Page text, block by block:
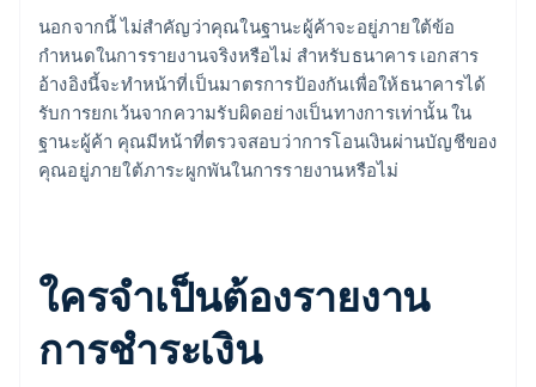
นอกจากนี้ ไม่สำคัญว่าคุณในฐานะผู้ค้าจะอยู่ภายใต้ข้อ
กำหนดในการรายงานจริงหรือไม่ สำหรับธนาคาร เอกสาร
อ้างอิงนี้จะทำหน้าที่เป็นมาตรการป้องกันเพื่อให้ธนาคารได้
รับการยกเว้นจากความรับผิดอย่างเป็นทางการเท่านั้น ใน
ฐานะผู้ค้า คุณมีหน้าที่ตรวจสอบว่าการโอนเงินผ่านบัญชีของ
คุณอยู่ภายใต้ภาระผูกพันในการรายงานหรือไม่
ใครจำเป็นต้องรายงาน
การชำระเงิน